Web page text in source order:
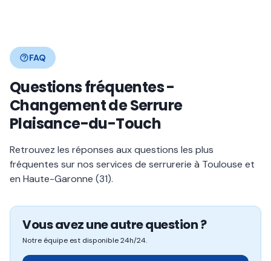
FAQ
Questions fréquentes -
Changement de Serrure
Plaisance-du-Touch
Retrouvez les réponses aux questions les plus
fréquentes sur nos services de serrurerie à Toulouse et
en Haute-Garonne (31).
Vous avez une autre question ?
Notre équipe est disponible 24h/24.